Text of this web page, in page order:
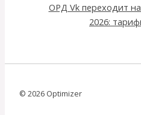
ОРД Vk переходит
2026:
© 2026 Optimizer